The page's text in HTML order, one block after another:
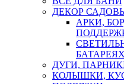
ДЕКОР
АРКИ,
БАТАРЕЯХ
ДУГИ,
КОЛЫШКИ,